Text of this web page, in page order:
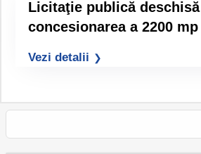
Licitaţie publică
concesionarea a 2200 mp
Vezi detalii